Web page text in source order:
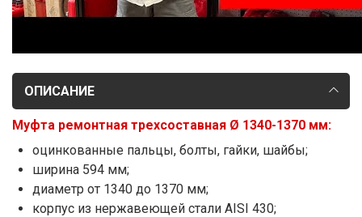
ОПИСАНИЕ
Муфта ремонтная трехсоставная Ø 1340-1370 мм:
оцинкованные пальцы, болты, гайки, шайбы;
ширина 594 мм;
диаметр от 1340 до 1370 мм;
корпус из нержавеющей стали AISI 430;